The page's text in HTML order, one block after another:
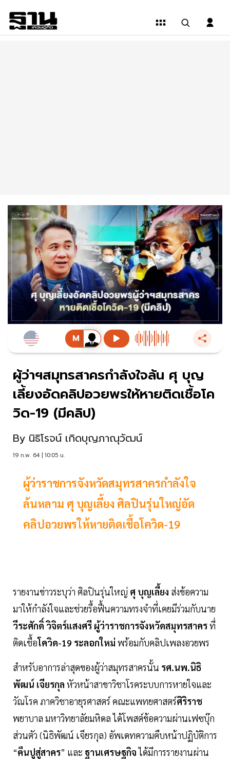
ผู้ว่าฯสมุทรสาครกำลังใจล้น ศุ บุญ
เลี้ยงอัดคลิปอวยพรให้หายติดเชื้อโค
วิด-19 (มีคลิป)
By นิธิโรจน์ เกิดบุญภาณุวัฒน์
19 ก.พ. 64 | 10:05 น.
ผู้ว่าราชการจังหวัดสมุทรสาครกำลังใจ
ล้นหลาม ศุ บุญเลี้ยง ศิลปินรุ่นใหญ่อัด
คลิปอวยพรให้หายติดเชื้อโควิด-19
รายงานข่าวระบุว่า ศิลปินรุ่นใหญ่ ศุ บุญเลี้ยง ส่งข้อความ
มาให้กำลังใจและช่วยรื้อฟื้นความทรงจำที่เคยมีร่วมกับนาย
วีระศักดิ์ วิจิตร์แสงศรี ผู้ว่าราชการจังหวัดสมุทรสาครที่
ติดเชื้อโควิด-19 ระลอกใหม่ พร้อมกับคลิปเพลงอวยพร
สำหรับอาการล่าสุดของผู้ว่าสมุทรสาครนั้น รศ.นพ.นิธิ
พัฒน์ เจียรกุล หัวหน้าสาขาวิชาโรคระบบการหายใจและ
วัณโรค ภาควิชาอายุรศาสตร์ คณะแพทยศาสตร์ศิริราช
พยาบาล มหาวิทยาลัยมหิดล ได้โพสต์ข้อความผ่านเฟซบุ๊ก
ส่วนตัว (นิธิพัฒน์ เจียรกุล) อัพเดทความคืบหน้าปฏิบัติการ
“คืนปูสู่สาคร” และ ฐานเศรษฐกิจได้มีการรายงานผ่าน